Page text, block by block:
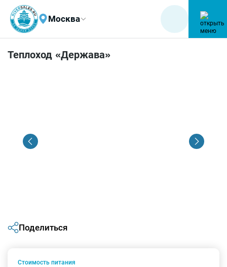
Москва
Теплоход «Держава»
Поделиться
Стоимость питания